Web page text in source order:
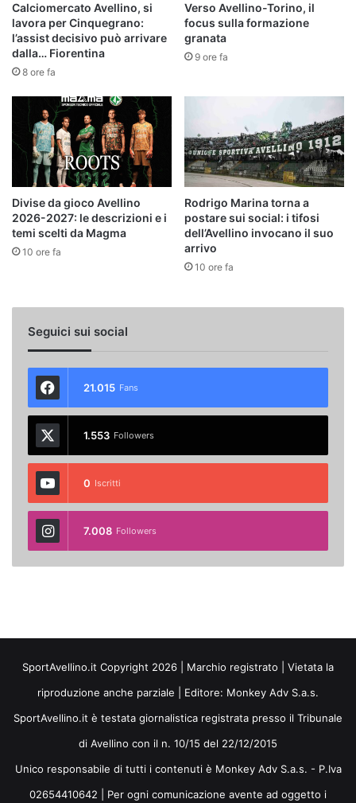
Calciomercato Avellino, si
lavora per Cinquegrano:
l’assist decisivo può arrivare
dalla… Fiorentina
8 ore fa
Verso Avellino-Torino, il
focus sulla formazione
granata
9 ore fa
Divise da gioco Avellino
2026-2027: le descrizioni e i
temi scelti da Magma
10 ore fa
Rodrigo Marina torna a
postare sui social: i tifosi
dell’Avellino invocano il suo
arrivo
10 ore fa
Seguici sui social
21.015 Fans
1.553 Followers
0 Iscritti
7.008 Followers
SportAvellino.it Copyright 2026 | Marchio registrato | Vietata la
riproduzione anche parziale | Editore: Monkey Adv S.a.s.
SportAvellino.it è testata giornalistica registrata presso il Tribunale
di Avellino con il n. 10/15 del 22/12/2015
Unico responsabile di tutti i contenuti è Monkey Adv S.a.s. - P.Iva
02654410642 | Per ogni comunicazione avente ad oggetto i